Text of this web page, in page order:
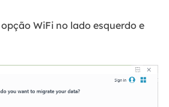
WiFi no lado esquerdo e